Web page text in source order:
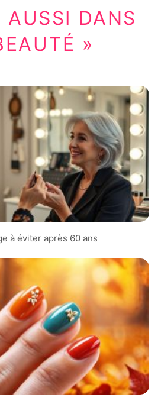
AUSSI DANS
»
à éviter après 60 ans